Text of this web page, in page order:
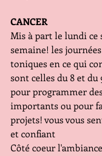
CANCER
Mis à part le lundi ce
semaine! les
toniques en ce qui
sont celles du 8 et
pour programmer
importants ou pour
projets! vous vous
et confiant
Côté coeur